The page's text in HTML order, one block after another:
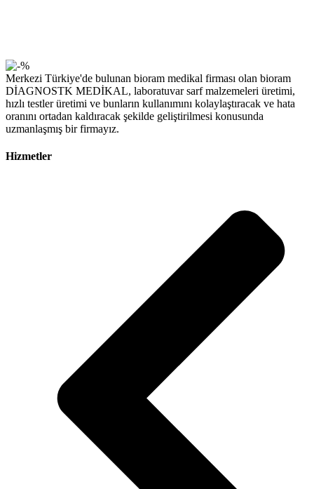
Merkezi Türkiye'de bulunan bioram medikal firması olan bioram
DİAGNOSTK MEDİKAL, laboratuvar sarf malzemeleri üretimi,
hızlı testler üretimi ve bunların kullanımını kolaylaştıracak ve hata
oranını ortadan kaldıracak şekilde geliştirilmesi konusunda
uzmanlaşmış bir firmayız.
Hizmetler